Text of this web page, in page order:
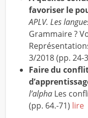
favoriser le
APLV. Les
Grammaire ?
3/2018 (pp. 24-
Faire du
l’alpha Les
(pp. 64.-71) lire